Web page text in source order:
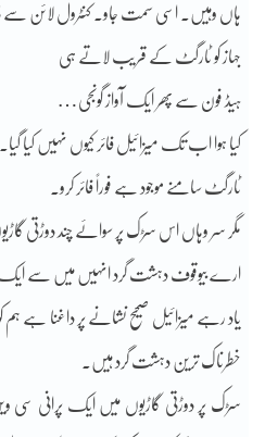
ہاں وہیں۔ اسی سمت جاو۔ کنٹرول لائن سے
جہاز کو ٹارگٹ کے قریب لاتے ہی
ہیڈ فون سے پھر ایک آواز گونجی…
کیا ہوا اب تک میزائیل فائر کیوں نہیں کیا گیا۔
ٹارگٹ سامنے موجود ہے فوراً فائر کرو۔
مگر سر وہاں اس سڑک پر سوائے چند دوڑتی
ارے بیوقوف دہشت گرد انہیں میں سے ایک
یاد رہے میزائیل صحیح نشانے پر داغنا ہے
خطرناک ترین دہشت گرد ہیں۔
سڑک پر دوڑتی گاڑیوں میں ایک پرانی سی